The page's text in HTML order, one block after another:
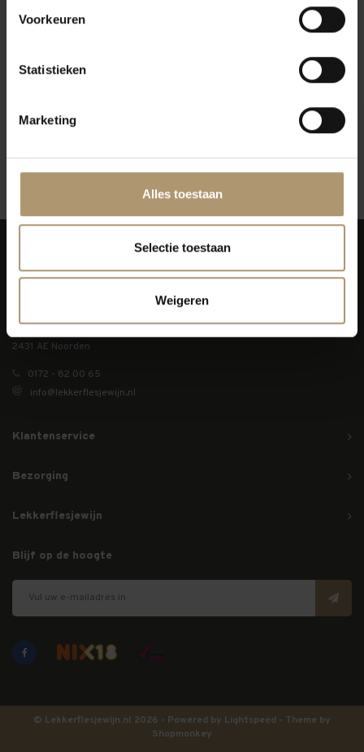
Voorkeuren
Statistieken
Marketing
Alles toestaan
Selectie toestaan
Weigeren
2431 AE Noorden
0172 - 82 00 65
info@lekkerflesjewijn.nl
Klantenservice
Bezorging
Lekkerflesjewijn
Blijf op de hoogte
© Lekkerflesjewijn.nl 2026 - Powered by Lightspeed - Theme by
Shopmonkey